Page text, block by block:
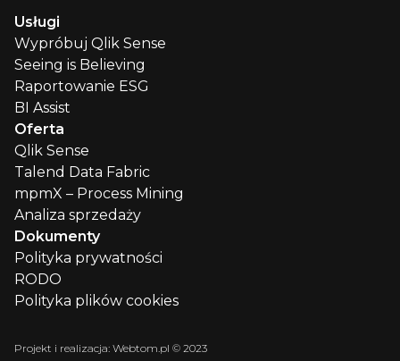
Usługi
Wypróbuj Qlik Sense
Seeing is Believing
Raportowanie ESG
BI Assist
Oferta
Qlik Sense
Talend Data Fabric
mpmX – Process Mining
Analiza sprzedaży
Dokumenty
Polityka prywatności
RODO
Polityka plików cookies
Projekt i realizacja: Webtom.pl © 2023